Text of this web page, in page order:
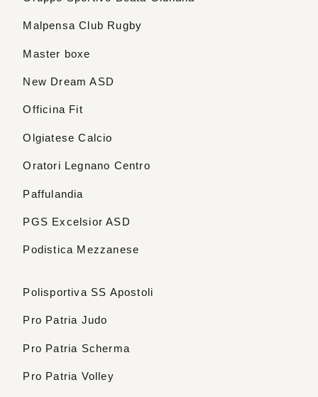
Malpensa Club Rugby
Master boxe
New Dream ASD
Officina Fit
Olgiatese Calcio
Oratori Legnano Centro
Paffulandia
PGS Excelsior ASD
Podistica Mezzanese
Polisportiva SS Apostoli
Pro Patria Judo
Pro Patria Scherma
Pro Patria Volley